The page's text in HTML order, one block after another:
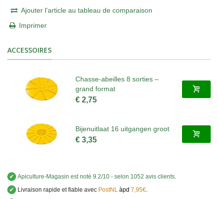
Ajouter l'article au tableau de comparaison
Imprimer
ACCESSOIRES
Chasse-abeilles 8 sorties –
grand format
€ 2,75
Bijenuitlaat 16 uitgangen groot
€ 3,35
✔ Apiculture-Magasin est noté 9.2/10 - selon 1052 avis clients.
✔
Livraison rapide et fiable avec PostNL àpd 7,95€.